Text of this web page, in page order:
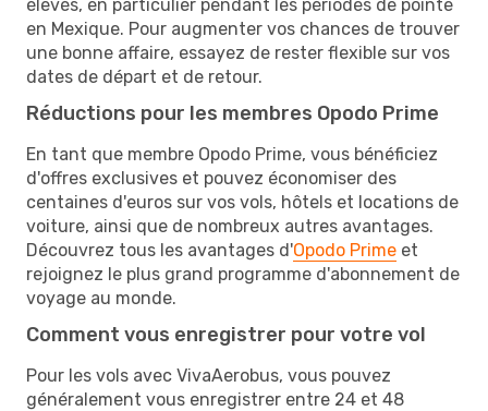
élevés, en particulier pendant les périodes de pointe
en Mexique. Pour augmenter vos chances de trouver
une bonne affaire, essayez de rester flexible sur vos
dates de départ et de retour.
Réductions pour les membres Opodo Prime
En tant que membre Opodo Prime, vous bénéficiez
d'offres exclusives et pouvez économiser des
centaines d'euros sur vos vols, hôtels et locations de
voiture, ainsi que de nombreux autres avantages.
Découvrez tous les avantages d'Opodo Prime et
rejoignez le plus grand programme d'abonnement de
voyage au monde.
Comment vous enregistrer pour votre vol
Pour les vols avec VivaAerobus, vous pouvez
généralement vous enregistrer entre 24 et 48